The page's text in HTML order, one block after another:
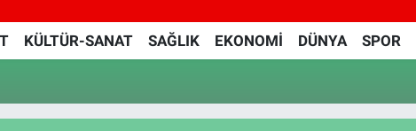
KÜLTÜR-SANAT SAĞLIK EKONOMİ DÜNYA SPOR